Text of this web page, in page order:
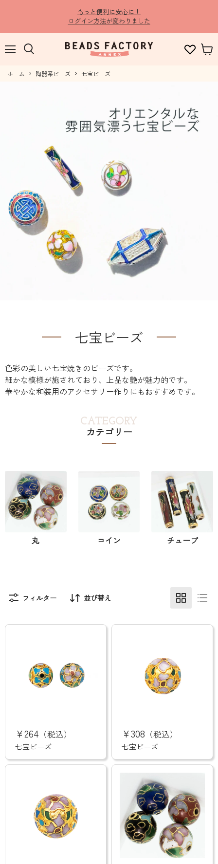
もっと便利に安心に！
ログイン方法が変わりました
ュ
す
ホーム 陶器系ビーズ 七宝ビーズ
七宝ビーズ
色彩の美しい七宝焼きのビーズです。
細かな模様が施されており、上品な艶が魅力的です。
華やかな和装用のアクセサリー作りにもおすすめです。
カテゴリー
CATEGORY
丸 コイン チューブ
フィルター 並び替え
宝
ビ
ー
ズ
¥264 （税込）
七宝ビーズ
宝
ビ
ー
ズ
¥308 （税込）
七宝ビーズ